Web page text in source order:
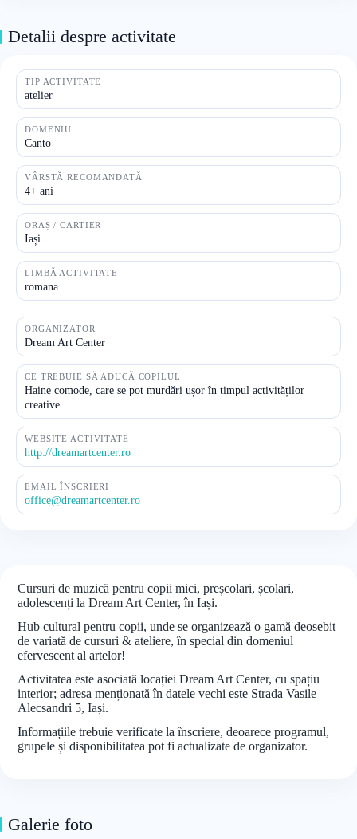
Detalii despre activitate
TIP ACTIVITATE
atelier
DOMENIU
Canto
VÂRSTĂ RECOMANDATĂ
4+ ani
ORAȘ / CARTIER
Iași
LIMBĂ ACTIVITATE
romana
ORGANIZATOR
Dream Art Center
CE TREBUIE SĂ ADUCĂ COPILUL
Haine comode, care se pot murdări ușor în timpul activităților
creative
WEBSITE ACTIVITATE
http://dreamartcenter.ro
EMAIL ÎNSCRIERI
office@dreamartcenter.ro
Cursuri de muzică pentru copii mici, preșcolari, școlari,
adolescenți la Dream Art Center, în Iași.
Hub cultural pentru copii, unde se organizează o gamă deosebit
de variată de cursuri & ateliere, în special din domeniul
efervescent al artelor!
Activitatea este asociată locației Dream Art Center, cu spațiu
interior; adresa menționată în datele vechi este Strada Vasile
Alecsandri 5, Iași.
Informațiile trebuie verificate la înscriere, deoarece programul,
grupele și disponibilitatea pot fi actualizate de organizator.
Galerie foto